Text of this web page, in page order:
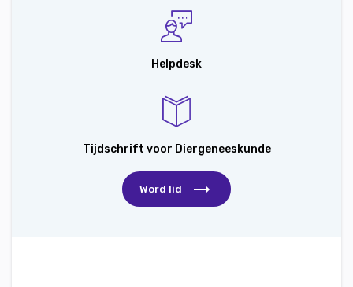
Helpdesk
Tijdschrift voor Diergeneeskunde
Word lid